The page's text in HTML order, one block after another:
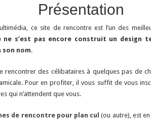
Présentation
ce site de rencontre est l’un des
ne s’est pas encore construit un design
nom.
rencontrer des célibataires à quelques pas de
Pour en profiter, il vous suffit de vous
qui n’attendent que vous.
de rencontre pour plan cul (ou autre), est